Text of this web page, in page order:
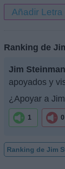
Añadir Letra
Ranking de
Jim Steinman
apoyados y
¿Apoyar a
1 0
Ranking de Jim